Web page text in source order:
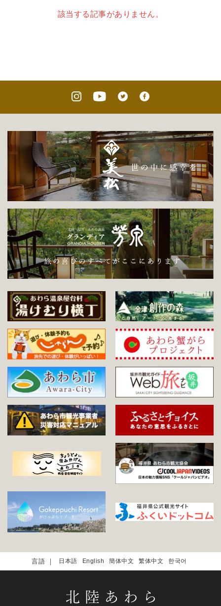
該当する記事がありません。
日本語 English 簡体中文 繁体中文 한국어